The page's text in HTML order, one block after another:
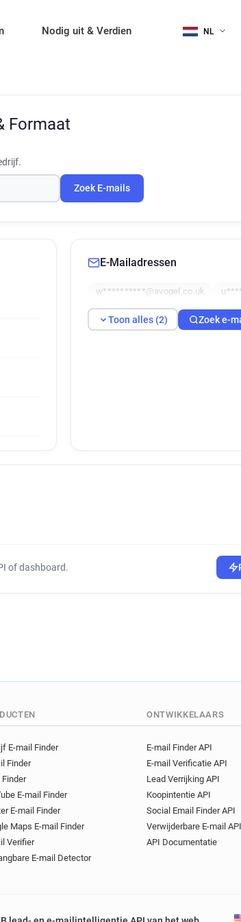
Nodig uit & Verdien NL
Formaat
Zoek E-mails
E-Mailadressen
w**********@avogel.co.uk
Toon alles (2) Zoek e-
of dashboard.
E-mail Finder
Finder
Finder
E-mail Finder
E-mail Finder
Maps E-mail Finder
Verifier
E-mail Detector
ONTWIKKELAARS
E-mail Finder API
E-mail Verificatie API
Lead Verrijking API
Koopintentie API
Social Email Finder API
Verwijderbare E-mail API
API Documentatie